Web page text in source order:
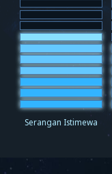
Serangan Istimewa